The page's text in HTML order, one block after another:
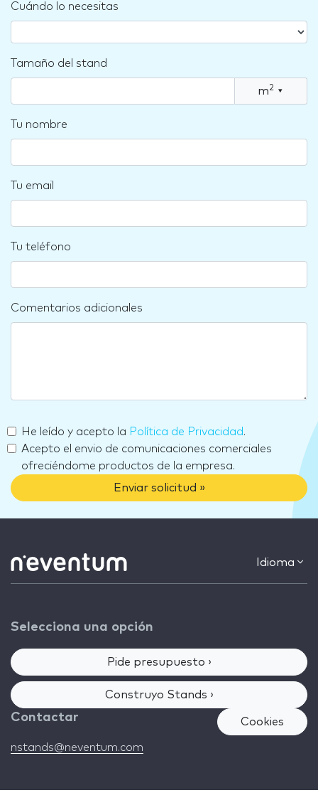
Cuándo lo necesitas
Tamaño del stand
m2 ▾
Tu nombre
Tu email
Tu teléfono
Comentarios adicionales
He leído y acepto la Política de Privacidad.
Acepto el envio de comunicaciones comerciales
ofreciéndome productos de la empresa.
Enviar solicitud »
Idioma
Selecciona una opción
Pide presupuesto ›
Construyo Stands ›
Contactar
nstands@neventum.com
Cookies